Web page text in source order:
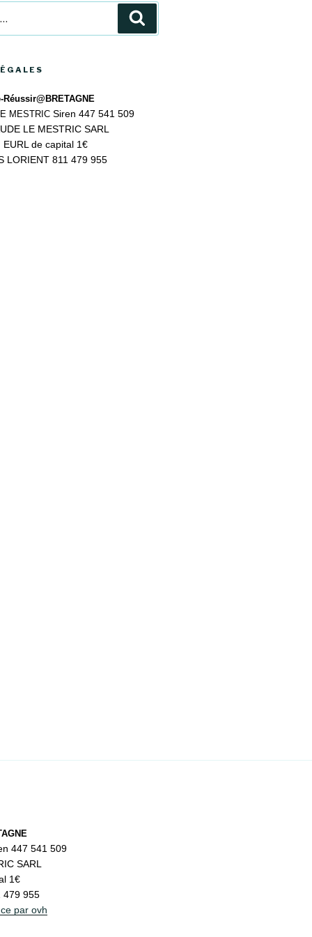
Réussir@BRETAGNE
MESTRICSiren 447 541 509
LE MESTRIC SARL
EURL de capital 1€
LORIENT 811 479 955
447 541 509
SARL
1€
479 955
par ovh